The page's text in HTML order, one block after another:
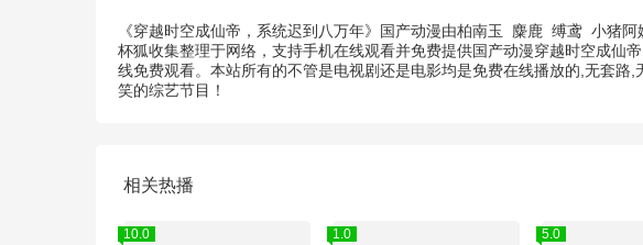
《穿越时空成仙帝，系统迟到八万年》国产动漫由柏南玉 麋鹿 缚鸢 小猪阿
杯狐收集整理于网络，支持手机在线观看并免费提供国产动漫穿越时空成仙
线免费观看。本站所有的不管是电视剧还是电影均是免费在线播放的,无套
笑的综艺节目！
相关热播
10.0 1.0 5.0